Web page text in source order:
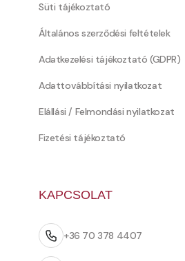
Süti tájékoztató
Általános szerződési feltételek
Adatkezelési tájékoztató (GDPR)
Adattovábbítási nyilatkozat
Elállási / Felmondási nyilatkozat
Fizetési tájékoztató
KAPCSOLAT
+36 70 378 4407